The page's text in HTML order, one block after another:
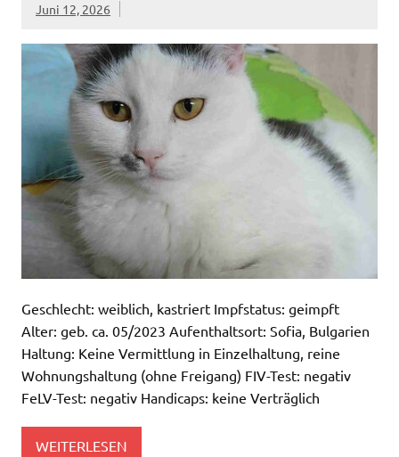
Juni 12, 2026
Geschlecht: weiblich, kastriert Impfstatus: geimpft
Alter: geb. ca. 05/2023 Aufenthaltsort: Sofia, Bulgarien
Haltung: Keine Vermittlung in Einzelhaltung, reine
Wohnungshaltung (ohne Freigang) FIV-Test: negativ
FeLV-Test: negativ Handicaps: keine Verträglich
WEITERLESEN